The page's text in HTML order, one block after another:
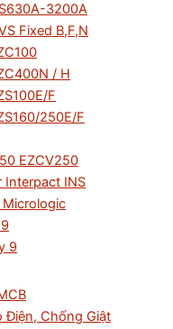
3200A
Fixed B,F,N
/ H
F
250E/F
EZCV250
Interpact INS
9
Điện, Chống Giật